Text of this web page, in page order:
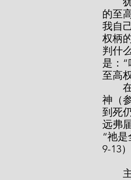
的至
我自
权柄
判什
是：
至高
神（
到死
远弗
“祂
9-13